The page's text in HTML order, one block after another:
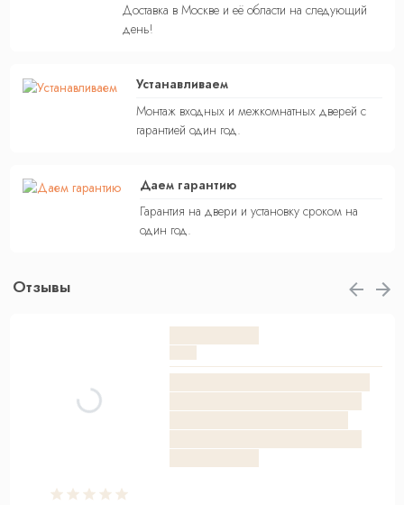
Доставка в Москве и её области на следующий
день!
Устанавливаем
Монтаж входных и межкомнатных дверей с
гарантией один год.
Даем гарантию
Гарантия на двери и установку сроком на
один год.
Отзывы